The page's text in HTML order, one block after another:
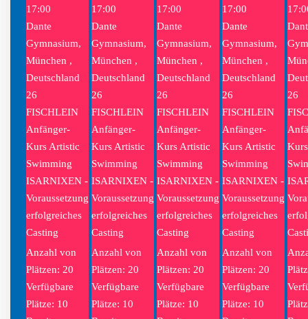
17:00
Dante
Gymnasium,
München ,
Deutschland
26
FISCHLEIN
Anfänger-
Kurs Artistic
Swimming
ISARNIXEN -
Voraussetzung
erfolgreiches
Casting
Anzahl von
Plätzen: 20
Verfügbare
Plätze: 10
17:00
Dante
Gymnasium,
München ,
Deutschland
26
FISCHLEIN
Anfänger-
Kurs Artistic
Swimming
ISARNIXEN -
Voraussetzung
erfolgreiches
Casting
Anzahl von
Plätzen: 20
Verfügbare
Plätze: 10
17:00
Dante
Gymnasium,
München ,
Deutschland
26
FISCHLEIN
Anfänger-
Kurs Artistic
Swimming
ISARNIXEN -
Voraussetzung
erfolgreiches
Casting
Anzahl von
Plätzen: 20
Verfügbare
Plätze: 10
17:00
Dante
Gymnasium,
München ,
Deutschland
26
FISCHLEIN
Anfänger-
Kurs Artistic
Swimming
ISARNIXEN -
Voraussetzung
erfolgreiches
Casting
Anzahl von
Plätzen: 20
Verfügbare
Plätze: 10
26